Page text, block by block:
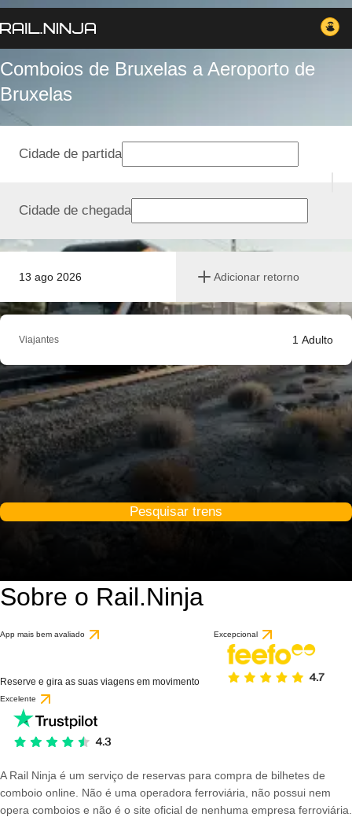
Comboios de Bruxelas a Aeroporto de
Bruxelas
13 ago 2026 Adicionar retorno
Cidade de partida
Cidade de chegada
Viajantes 1 Adulto
Pesquisar trens
Sobre o Rail.Ninja
App mais bem avaliado
Reserve e gira as suas viagens em movimento
Excepcional
Excelente
A Rail Ninja é um serviço de reservas para compra de bilhetes de
comboio online. Não é uma operadora ferroviária, não possui nem
opera comboios e não é o site oficial de nenhuma empresa ferroviária.